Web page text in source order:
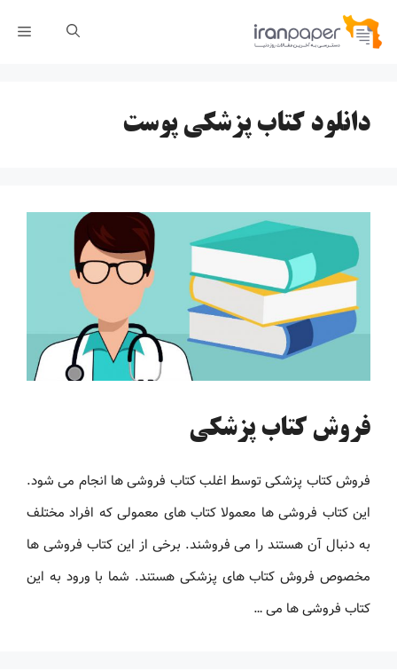
پرش
دانلود کتاب پزشکی پوست
فروش کتاب پزشکی
فروش کتاب پزشکی توسط اغلب کتاب فروشی ها انجام می شود.
این کتاب فروشی ها معمولا کتاب های معمولی که افراد مختلف
به دنبال آن هستند را می فروشند. برخی از این کتاب فروشی ها
مخصوص فروش کتاب های پزشکی هستند. شما با ورود به این
کتاب فروشی ها می …